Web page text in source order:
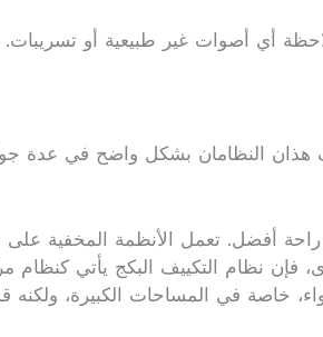
أي أصوات غير طبيعية أو تسريبات.
هذان النظامان بشكل واضح في عدة
أفضل. تعمل الأنظمة المخفية على
فإن نظام التكييف البكج يأتي كنظام
خاصة في المساحات الكبيرة، ولكنه